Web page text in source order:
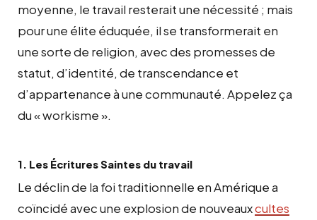
moyenne, le travail resterait une nécessité ; mais
pour une élite éduquée, il se transformerait en
une sorte de religion, avec des promesses de
statut, d’identité, de transcendance et
d’appartenance à une communauté. Appelez ça
du « workisme ».
1. Les Écritures Saintes du travail
Le déclin de la foi traditionnelle en Amérique a
coïncidé avec une explosion de nouveauxcultes